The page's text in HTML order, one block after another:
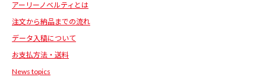
アーリーノベルティとは
注文から納品までの流れ
データ入稿について
お支払方法・送料
News topics